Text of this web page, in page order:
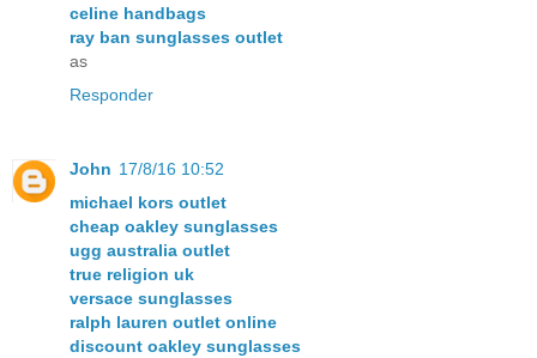
celine handbags
ray ban sunglasses outlet
as
Responder
John 17/8/16 10:52
michael kors outlet
cheap oakley sunglasses
ugg australia outlet
true religion uk
versace sunglasses
ralph lauren outlet online
discount oakley sunglasses